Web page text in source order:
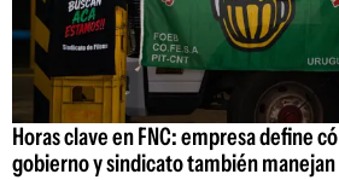
Horas clave en FNC: empresa define
gobierno y sindicato también